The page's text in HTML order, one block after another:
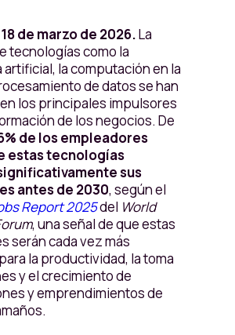
de marzo de 2026.La
tecnologías como la
la computación en la
de datos se han
los principales impulsores
de los negocios. De
de los empleadores
estas tecnologías
sus
antes de 2030, según el
Report 2025del World
, una señal de que estas
serán cada vez más
la productividad, la toma
y el crecimiento de
y emprendimientos de